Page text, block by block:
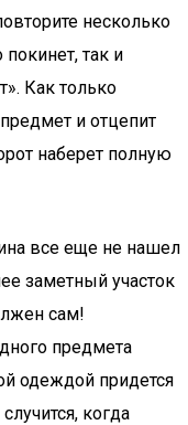
несколько
так и
Как только
и отцепит
наберет полную
все еще не нашел
заметный участок
сам!
предмета
одеждой придется
когда